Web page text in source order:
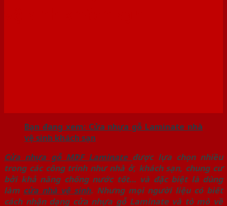
Bạn đang xem: Cửa nhựa gỗ Laminate nhà
vệ sinh khách sạn
Cửa nhựa gỗ MDF Laminate được lựa chọn nhiều
trong các công trình như nhà ở, khách sạn, chung cư
bởi khả năng chống nước tốt… và đặc biệt là dùng
làm cửa nhà vệ sinh. Nhưng mọi người liệu có biết
cách nhận dạng cửa nhựa gỗ Laminate và tò mò về